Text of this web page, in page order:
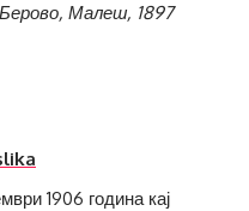
Малеш, 1897
1906 година кај